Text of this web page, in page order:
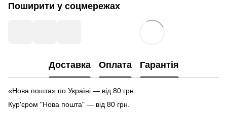
Поширити у соцмережах
Доставка Оплата Гарантія
«Нова пошта» по Україні — від 80 грн.
Кур'єром "Нова пошта" — від 80 грн.